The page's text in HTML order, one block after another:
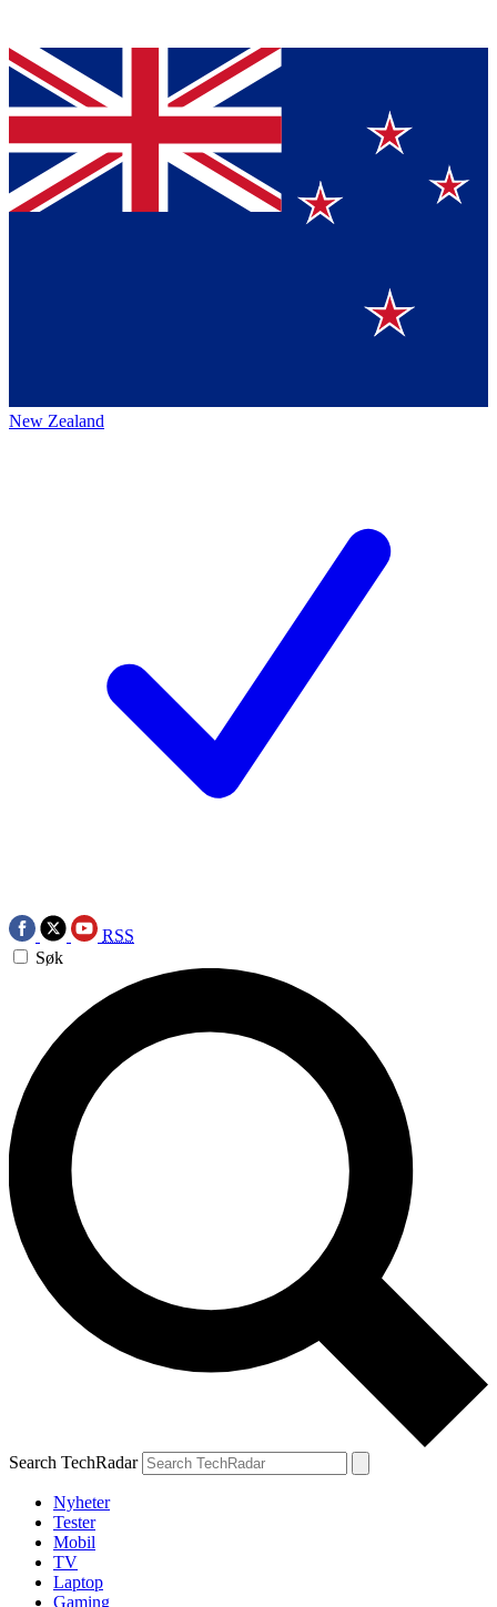
New Zealand
RSS
Søk
Search TechRadar
Nyheter
Tester
Mobil
TV
Laptop
Gaming